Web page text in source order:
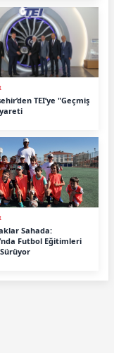
TEI’ye "Geçmiş
Sahada:
Futbol Eğitimleri
Sürüyor